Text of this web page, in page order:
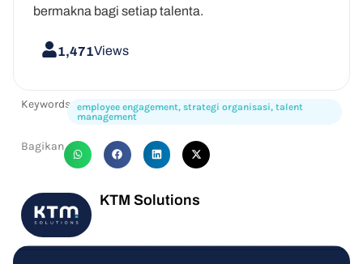
bermakna bagi setiap talenta.
1,471Views
Keywords: employee engagement, strategi organisasi, talent
management
Bagikan
KTM Solutions